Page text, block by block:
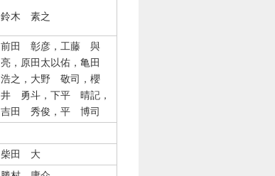
鈴木 素之
前田 彰彦，工藤 與
亮，原田太以佑，亀田
浩之，大野 敬司，櫻
井 勇斗，下平 晴記，
吉田 秀俊，平 博司
柴田 大